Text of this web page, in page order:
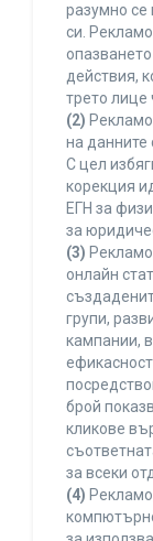
разумно се
си.
действия,
трето лице
(2)
на данните
С цел
корекция
ЕГН за
за
(3)
онлайн
групи,
кампании,
брой
кликове
за всеки
(4)